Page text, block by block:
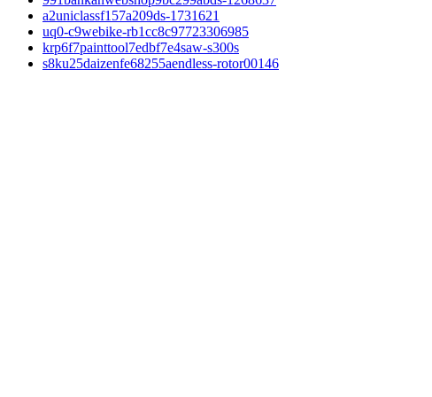
a2uniclassf157a209ds-1731621
uq0-c9webike-rb1cc8c97723306985
krp6f7painttool7edbf7e4saw-s300s
s8ku25daizenfe68255aendless-rotor00146